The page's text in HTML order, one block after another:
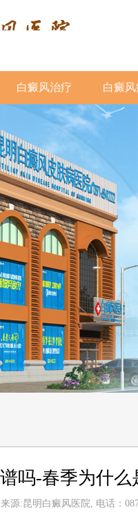
白癜风治疗 白癜
吗-春季为什
源:昆明白癜风医院, 电话：